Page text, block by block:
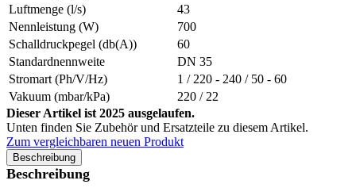
Luftmenge (l/s)
43
Nennleistung (W)
700
Schalldruckpegel (db(A))
60
Standardnennweite
DN 35
Stromart (Ph/V/Hz)
1 / 220 - 240 / 50 - 60
Vakuum (mbar/kPa)
220 / 22
Dieser Artikel ist 2025 ausgelaufen.
Unten finden Sie Zubehör und Ersatzteile zu diesem Artikel.
Zum vergleichbaren neuen Produkt
Beschreibung
Beschreibung